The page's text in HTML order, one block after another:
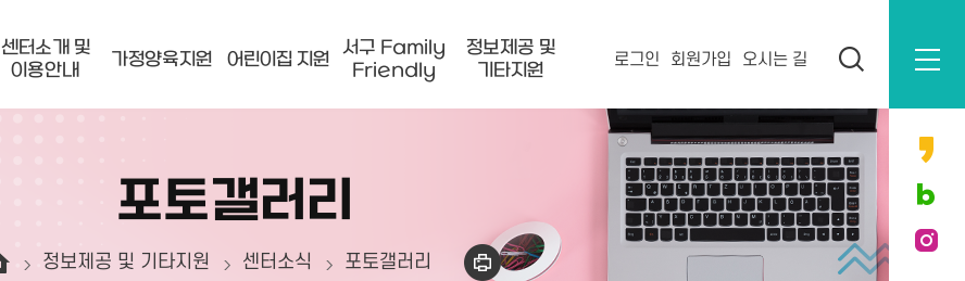
센터소개 및
이용안내
가정양육지원 어린이집 지원 서구 Family
Friendly
정보제공 및
기타지원
로그인 회원가입 오시는 길
포토갤러리
정보제공 및 기타지원 센터소식 포토갤러리